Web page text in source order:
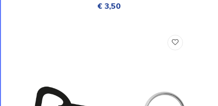
€ 3,50